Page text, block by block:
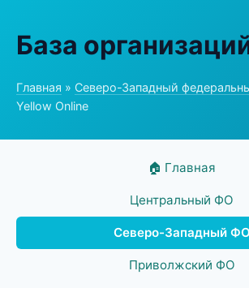
База
Главная » Северо-Западный
Yellow Online
🏠 Главная
Центральный ФО
Северо-Западный ФО
Приволжский ФО